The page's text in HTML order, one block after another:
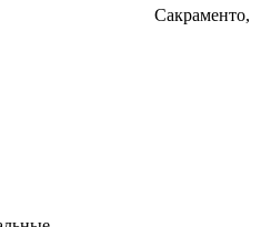
Сакраменто,